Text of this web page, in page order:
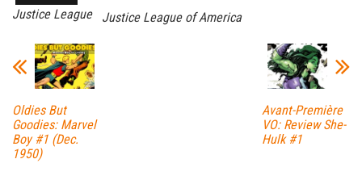
Justice League
Justice League of America
Oldies But
Goodies: Marvel
Boy #1 (Dec.
1950)
Avant-Première
VO: Review She-
Hulk #1